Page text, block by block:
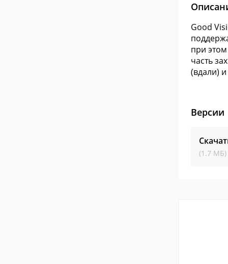
Good
при
часть
(вдали)
Версии
(1.7 МБ)